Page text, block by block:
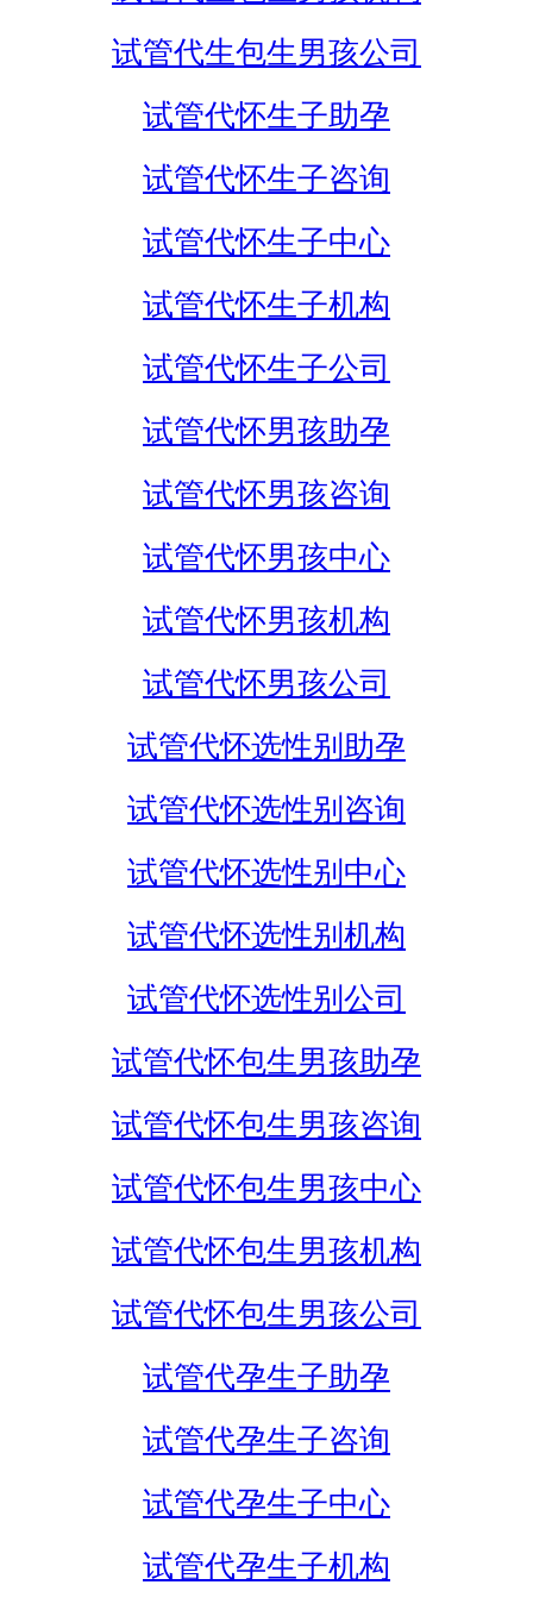
试管代生包生男孩公司
试管代怀生子助孕
试管代怀生子咨询
试管代怀生子中心
试管代怀生子机构
试管代怀生子公司
试管代怀男孩助孕
试管代怀男孩咨询
试管代怀男孩中心
试管代怀男孩机构
试管代怀男孩公司
试管代怀选性别助孕
试管代怀选性别咨询
试管代怀选性别中心
试管代怀选性别机构
试管代怀选性别公司
试管代怀包生男孩助孕
试管代怀包生男孩咨询
试管代怀包生男孩中心
试管代怀包生男孩机构
试管代怀包生男孩公司
试管代孕生子助孕
试管代孕生子咨询
试管代孕生子中心
试管代孕生子机构